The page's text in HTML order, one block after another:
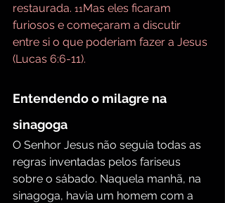
restaurada. 11Mas eles ficaram
furiosos e começaram a discutir
entre si o que poderiam fazer a Jesus
(Lucas 6:6-11).
Entendendo o milagre na
sinagoga
O Senhor Jesus não seguia todas as
regras inventadas pelos fariseus
sobre o sábado. Naquela manhã, na
sinagoga, havia um homem com a